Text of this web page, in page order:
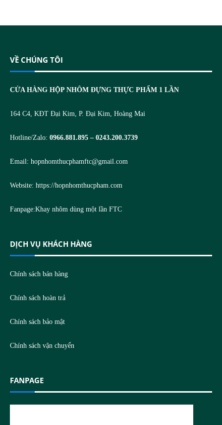
VỀ CHÚNG TÔI
CỬA HÀNG HỘP NHÔM ĐỰNG THỰC PHẨM 1 LẦN
164 C4, KĐT Đại Kim, P. Đại Kim, Hoàng Mai
Hotline/Zalo: 0966.881.895 – 0243.200.3739
Email: hopnhomthucphamftc@gmail.com
Website: https://hopnhomthucpham.com
Fanpage:Khay nhôm dùng một lần FTC
DỊCH VỤ KHÁCH HÀNG
Chính sách bán hàng
Chính sách hoàn trả
Chính sách bảo mật
Chính sách vận chuyển
FANPAGE